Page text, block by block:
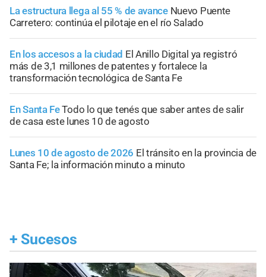
La estructura llega al 55 % de avance Nuevo Puente
Carretero: continúa el pilotaje en el río Salado
En los accesos a la ciudad El Anillo Digital ya registró
más de 3,1 millones de patentes y fortalece la
transformación tecnológica de Santa Fe
En Santa FeTodo lo que tenés que saber antes de salir
de casa este lunes 10 de agosto
Lunes 10 de agosto de 2026 El tránsito en la provincia de
Santa Fe; la información minuto a minuto
+ Sucesos